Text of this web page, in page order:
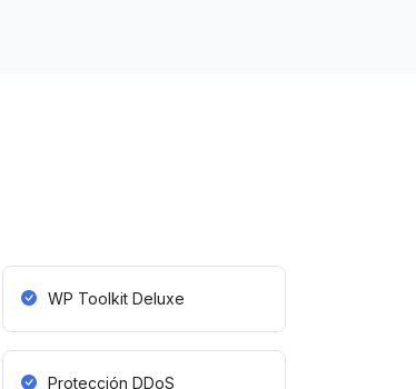
WP Toolkit Deluxe
Protección DDoS